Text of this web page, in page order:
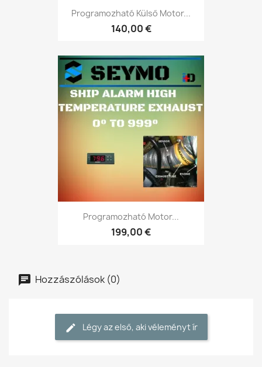
Programozható Külső Motor...
140,00 €
Programozható Motor...
199,00 €
Hozzászólások (0)
Légy az első, aki véleményt ír